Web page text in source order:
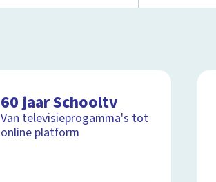
60 jaar Schooltv
Van televisieprogamma's tot
online platform